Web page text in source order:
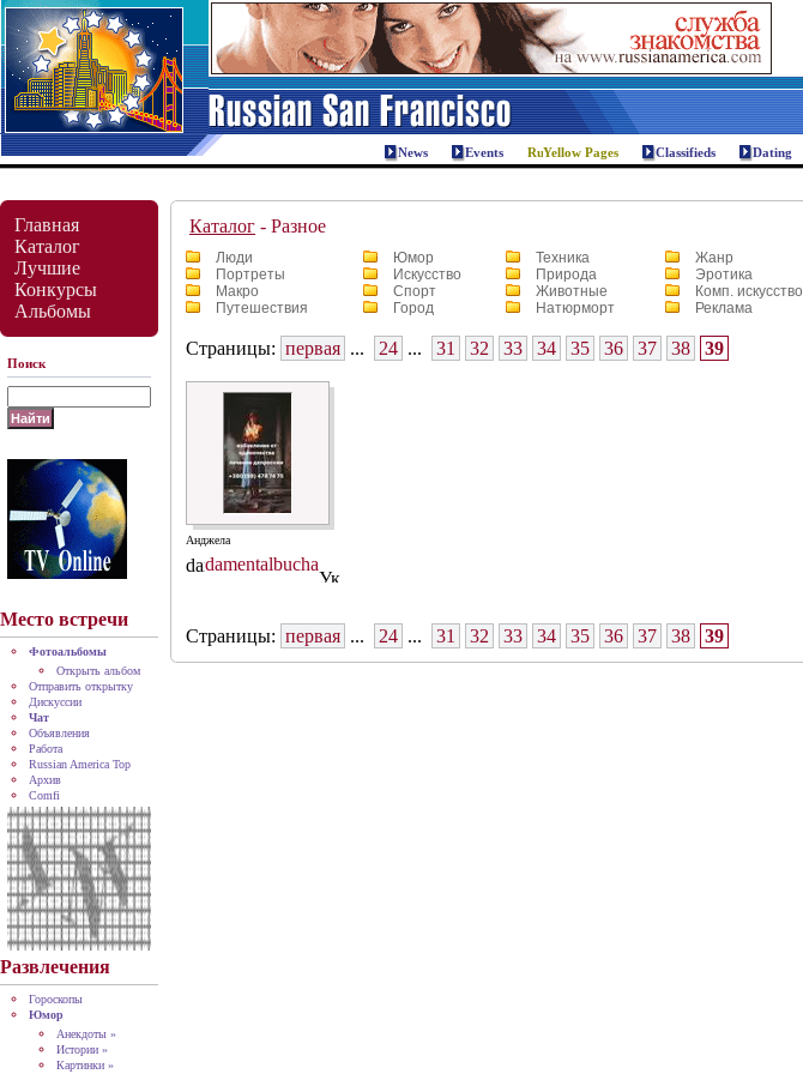
News Events Yellow Pages Classifieds Dating
Главная
Каталог
Лучшие
Конкурсы
Альбомы
Поиск
Место встречи
Фотоальбомы
Открыть альбом
Отправить открытку
Дискуссии
Чат
Объявления
Работа
Russian America Top
Архив
Comfi
Развлечения
Гороскопы
Юмор
Анекдоты »
Истории »
Картинки »
Каталог - Разное
Люди
Портреты
Макро
Путешествия
Юмор
Искусство
Спорт
Город
Техника
Природа
Животные
Натюрморт
Жанр
Эротика
Комп. искусство
Реклама
Страницы: первая ... 24 ... 31 32 33 34 35 36 37 38 39
Анджела
damentalbucha
Страницы: первая ... 24 ... 31 32 33 34 35 36 37 38 39